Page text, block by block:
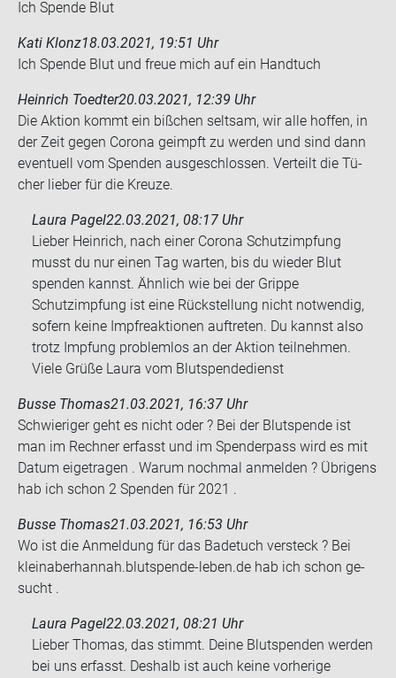
Ich Spen­de Blut
Kati Klonz18.03.2021, 19:51 Uhr
Ich Spen­de Blut und freue mich auf ein Hand­tuch
Heinrich Toedter20.03.2021, 12:39 Uhr
Die Ak­ti­on kommt ein biß­chen selt­sam, wir alle hof­fen, in
der Zeit gegen Co­ro­na ge­impft zu wer­den und sind dann
even­tu­ell vom Spen­den aus­ge­schlos­sen. Ver­teilt die Tü­
cher lie­ber für die Kreu­ze.
Laura Pagel22.03.2021, 08:17 Uhr
Lieber Heinrich, nach einer Corona Schutzimpfung
musst du nur einen Tag warten, bis du wieder Blut
spenden kannst. Ähnlich wie bei der Grippe
Schutzimpfung ist eine Rückstellung nicht notwendig,
sofern keine Impfreaktionen auftreten. Du kannst also
trotz Impfung problemlos an der Aktion teilnehmen.
Viele Grüße Laura vom Blutspendedienst
Busse Thomas21.03.2021, 16:37 Uhr
Schwie­ri­ger geht es nicht oder ? Bei der Blut­spen­de ist
man im Rech­ner er­fasst und im Spen­der­pass wird es mit
Datum ei­getra­gen . Warum noch­mal an­mel­den ? Üb­ri­gens
hab ich schon 2 Spen­den für 2021 .
Busse Thomas21.03.2021, 16:53 Uhr
Wo ist die An­mel­dung für das Ba­de­tuch ver­steck ? Bei
kleinaber­han­nah.blutspende-​leben.de hab ich schon ge­
sucht .
Laura Pagel22.03.2021, 08:21 Uhr
Lieber Thomas, das stimmt. Deine Blutspenden werden
bei uns erfasst. Deshalb ist auch keine vorherige